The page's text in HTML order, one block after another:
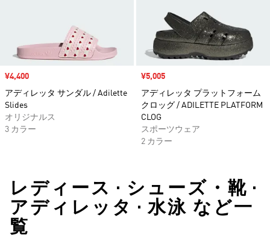
セール価格
¥4,400
アディレッタ サンダル / Adilette
Slides
オリジナルス
3 カラー
セール価格
¥5,005
アディレッタ プラットフォーム
クロッグ / ADILETTE PLATFORM
CLOG
スポーツウェア
2 カラー
レディース • シューズ・靴 •
アディレッタ • 水泳 など一
覧